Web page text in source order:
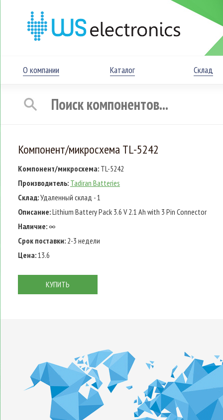
О компании Каталог Склад
Компонент/микросхема TL-5242
Компонент/микросхема: TL-5242
Производитель: Tadiran Batteries
Склад:Удаленный склад - 1
Описание:Lithium Battery Pack 3.6 V 2.1 Ah with 3 Pin Connector
Наличие:∞
Срок поставки: 2-3 недели
Цена:13.6
КУПИТЬ